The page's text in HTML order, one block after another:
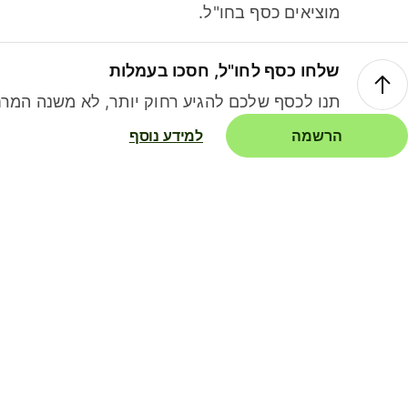
מוציאים כסף בחו"ל.
שלחו כסף לחו"ל, חסכו בעמלות
תנו לכסף שלכם להגיע רחוק יותר, לא משנה
הרשמה למידע נוסף